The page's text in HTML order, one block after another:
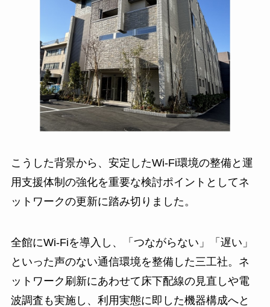
こうした背景から、安定したWi-Fi環境の整備と運
用支援体制の強化を重要な検討ポイントとしてネ
ットワークの更新に踏み切りました。
全館にWi-Fiを導入し、「つながらない」「遅い」
といった声のない通信環境を整備した三工社。ネ
ットワーク刷新にあわせて床下配線の見直しや電
波調査も実施し、利用実態に即した機器構成へと